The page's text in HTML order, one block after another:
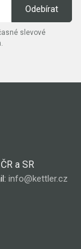
slevové
a SR
info@kettler.cz